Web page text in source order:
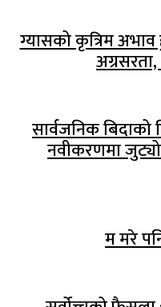
ग्यासको कृत्रिम
सार्वजनिक बिदाको
नवीकरणमा
म मरे